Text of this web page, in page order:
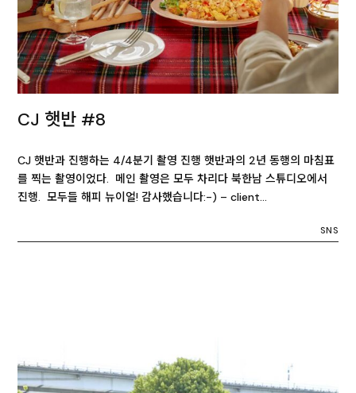
CJ 햇반 #8
CJ 햇반과 진행하는 4/4분기 촬영 진행 햇반과의 2년 동행의 마침표
를 찍는 촬영이었다. 메인 촬영은 모두 차리다 북한남 스튜디오에서
진행. 모두들 해피 뉴이얼! 감사했습니다:-) – client…
SNS